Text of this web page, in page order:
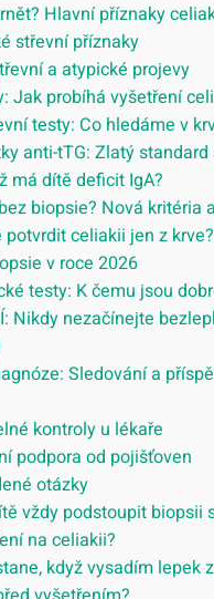
Hlavní příznaky
střevní příznaky
a atypické projevy
Jak probíhá vyšetření
testy: Co hledáme v
anti-tTG: Zlatý
má dítě deficit IgA?
biopsie? Nová kritéria
potvrdit celiakii jen z krve?
v roce 2026
testy: K čemu jsou
Nikdy nezačínejte
Sledování a
kontroly u lékaře
podpora od pojišťoven
otázky
vždy podstoupit biopsii
na celiakii?
když vysadím lepek